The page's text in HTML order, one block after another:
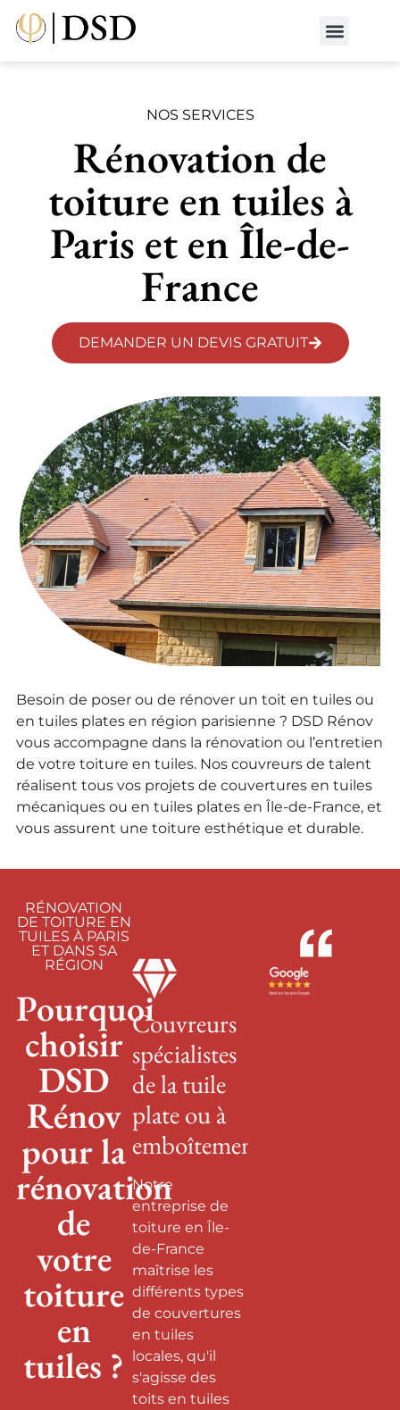
NOS SERVICES
Rénovation de
toiture en tuiles à
Paris et en Île-de-
France
DEMANDER UN DEVIS GRATUIT
Besoin de poser ou de rénover un toit en tuiles ou
en tuiles plates en région parisienne ? DSD Rénov
vous accompagne dans la rénovation ou l’entretien
de votre toiture en tuiles. Nos couvreurs de talent
réalisent tous vos projets de couvertures en tuiles
mécaniques ou en tuiles plates en Île-de-France, et
vous assurent une toiture esthétique et durable.
RÉNOVATION
DE TOITURE EN
TUILES À PARIS
ET DANS SA
RÉGION
Pourquoi
choisir
DSD
Rénov
pour la
rénovation
de
votre
toiture
en
tuiles ?
Couvreurs
spécialistes
de la tuile
plate ou à
emboîtement
Notre
entreprise de
toiture en Île-
de-France
maîtrise les
différents types
de couvertures
en tuiles
locales, qu'il
s'agisse des
toits en tuiles